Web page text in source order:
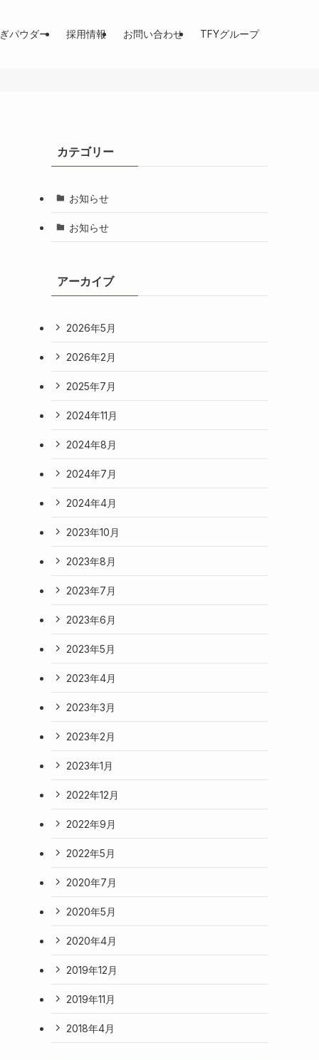
パウダー 採用情報 お問い合わせ TFYグループ
カテゴリー
お知らせ
お知らせ
アーカイブ
2026年5月
2026年2月
2025年7月
2024年11月
2024年8月
2024年7月
2024年4月
2023年10月
2023年8月
2023年7月
2023年6月
2023年5月
2023年4月
2023年3月
2023年2月
2023年1月
2022年12月
2022年9月
2022年5月
2020年7月
2020年5月
2020年4月
2019年12月
2019年11月
2018年4月